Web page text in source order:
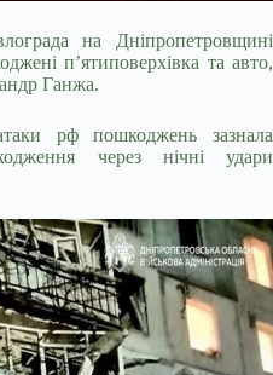
на Дніпропетровщині
пʼятиповерхівка та авто,
Ганжа.
рф пошкоджень зазнала
через нічні удари